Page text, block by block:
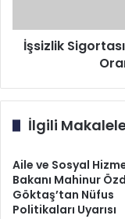
%50’ye
Yükseltildi
İşsizlik
İlgili
Aile ve Sosyal
Bakanı Mahinur
Göktaş’tan Nüfus
Politikaları Uyarısı